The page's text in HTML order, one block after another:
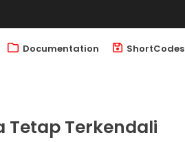
Documentation ShortCodes
Tetap Terkendali